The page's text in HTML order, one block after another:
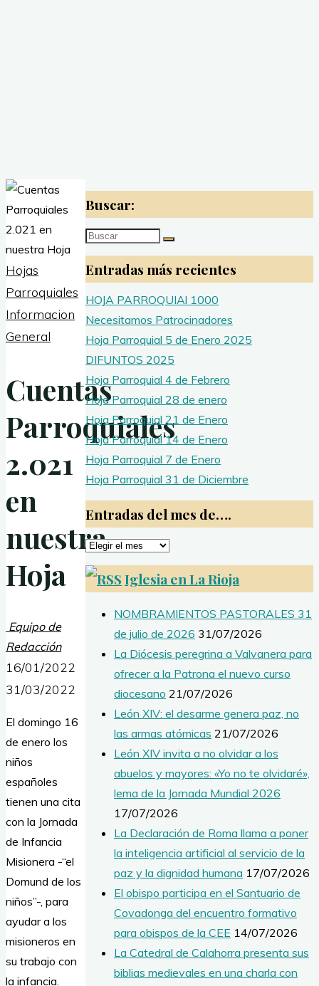
Hojas
Parroquiales
Informacion
General
Cuentas
Parroquiales
2.021
en
nuestra
Hoja
Equipo de
Redacción
16/01/2022
31/03/2022
El domingo 16
de enero los
niños
españoles
tienen una cita
con la Jornada
de Infancia
Misionera -“el
Domund de los
niños”-, para
ayudar a los
misioneros en
su trabajo con
la infancia.
Buscar:
Buscar:
Entradas más recientes
HOJA PARROQUIAl 1000
Necesitamos Patrocinadores
Hoja Parroquial 5 de Enero 2025
DIFUNTOS 2025
Hoja Parroquial 4 de Febrero
Hoja Parroquial 28 de enero
Hoja Parroquial 21 de Enero
Hoja Parroquial 14 de Enero
Hoja Parroquial 7 de Enero
Hoja Parroquial 31 de Diciembre
Entradas del mes de….
Entradas
del
mes
Iglesia en La Rioja
NOMBRAMIENTOS PASTORALES 31
de julio de 2026 31/07/2026
La Diócesis peregrina a Valvanera para
ofrecer a la Patrona el nuevo curso
diocesano 21/07/2026
León XIV: el desarme genera paz, no
las armas atómicas 21/07/2026
León XIV invita a no olvidar a los
abuelos y mayores: «Yo no te olvidaré»,
lema de la Jornada Mundial 2026
17/07/2026
La Declaración de Roma llama a poner
la inteligencia artificial al servicio de la
paz y la dignidad humana 17/07/2026
El obispo participa en el Santuario de
Covadonga del encuentro formativo
para obispos de la CEE 14/07/2026
La Catedral de Calahorra presenta sus
biblias medievales en una charla con